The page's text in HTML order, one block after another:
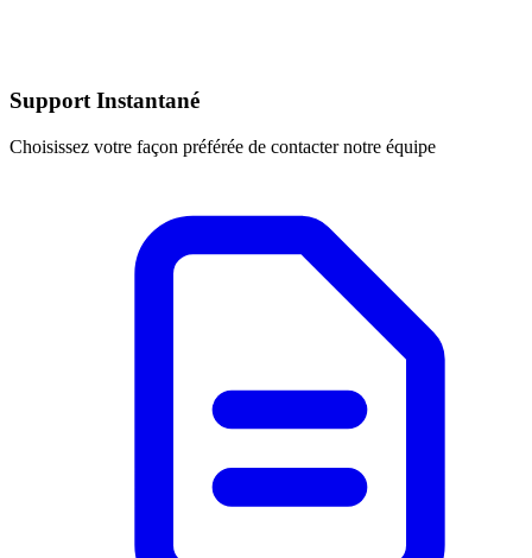
Support Instantané
Choisissez votre façon préférée de contacter notre équipe